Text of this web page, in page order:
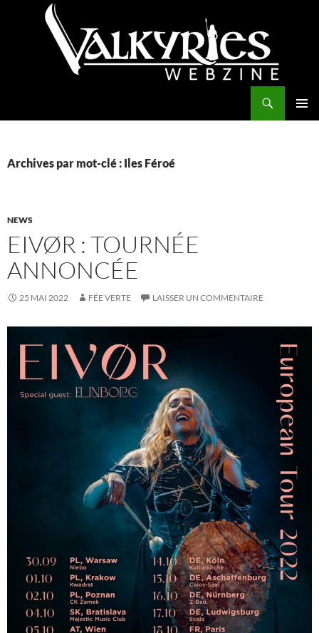
Archives par mot-clé : Iles Féroé
NEWS
EIVØR : TOURNÉE
ANNONCÉE
25 MAI 2022 FÉE VERTE LAISSER UN COMMENTAIRE